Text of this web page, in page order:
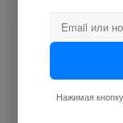
Как купить
Оплата
Нажимая